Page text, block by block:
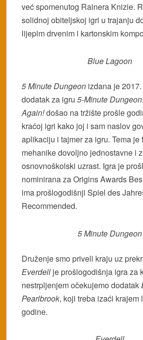
već spomenutog Rainera Knizie.
solidnoj obiteljskoj igri u trajanju
lijepim drvenim i kartonskim
Blue Lagoon
5 Minute Dungeon izdana je
dodatak za igru5-Minute
Again!došao na tržište prošle
kraćoj igri kako joj i sam naslov
aplikaciju i tajmer za igru. Tema je
mehanike dovoljno jednostavne i
osnovnoškolski uzrast. Igra je
nominirana za Origins Awards
ima prošlogodišnji Spiel des
Recommended.
5 Minute Dungeon
Druženje smo priveli kraju uz
Everdell je prošlogodišnja igra za
nestrpljenjem očekujemo dodatak
Pearlbrook, koji treba izaći krajem
godine.